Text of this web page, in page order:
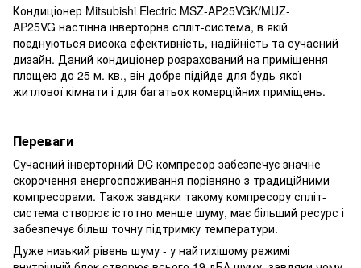
Кондиціонер Mitsubishi Electric MSZ-AP25VGK/MUZ-
AP25VG настінна інверторна спліт-система, в якій
поєднуються висока ефективність, надійність та сучасний
дизайн. Даний кондиціонер розрахований на приміщення
площею до 25 м. кв., він добре підійде для будь-якої
житлової кімнати і для багатьох комерційних приміщень.
Переваги
Сучасний інверторний DC компресор забезпечує значне
скорочення енергоспоживання порівняно з традиційними
компресорами. Також завдяки такому компресору спліт-
система створює істотно менше шуму, має більший ресурс і
забезпечує більш точну підтримку температури.
Дуже низький рівень шуму - у найтихішому режимі